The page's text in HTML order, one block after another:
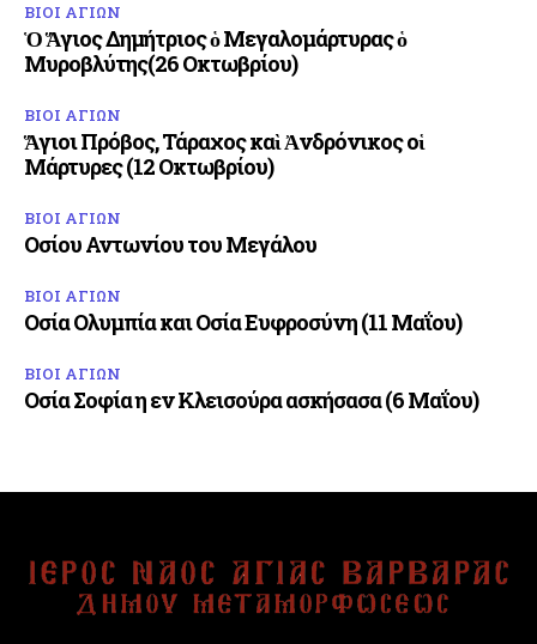
ΒΙΟΙ ΑΓΙΩΝ
Ὁ Ἅγιος Δημήτριος ὁ Μεγαλομάρτυρας ὁ
Μυροβλύτης(26 Οκτωβρίου)
ΒΙΟΙ ΑΓΙΩΝ
Ἅγιοι Πρόβος, Τάραχος καὶ Ἀνδρόνικος οἱ
Μάρτυρες (12 Οκτωβρίου)
ΒΙΟΙ ΑΓΙΩΝ
Οσίου Αντωνίου του Μεγάλου
ΒΙΟΙ ΑΓΙΩΝ
Οσία Ολυμπία και Οσία Ευφροσύνη (11 Μαΐου)
ΒΙΟΙ ΑΓΙΩΝ
Οσία Σοφία η εν Κλεισούρα ασκήσασα (6 Μαΐου)